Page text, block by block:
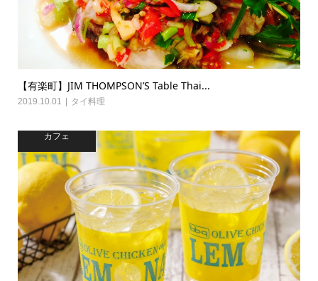
【有楽町】JIM THOMPSON’S Table Thai...
2019.10.01 タイ料理
カフェ